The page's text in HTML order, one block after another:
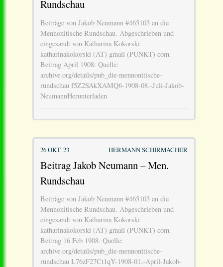
Rundschau
Beiträge von Jakob Neumann #465103 an die
Mennonitische Rundschau. Abgeschrieben und
eingesandt von Katharina Kokorski
katharinakokorski (AT) gmail (PUNKT) com.
Beitrag April 1908: Quelle:
archive.org/details/pub_die-mennonitische-
rundschau f5Z2SAkXAMQ6-1908-08.-Juli-Jakob-
NeumannHerunterladen
26 OKT. 23 HERMANN SCHIRMACHER
Beitrag Jakob Neumann – Men.
Rundschau
Beiträge von Jakob Neumann #465103 an die
Mennonitische Rundschau. Abgeschrieben und
eingesandt von Katharina Kokorski
katharinakokorski (AT) gmail (PUNKT) com.
Beitrag 16 Feb 1908: Quelle:
archive.org/details/pub_die-mennonitische-
rundschau L76zF27Ct1qY-1908-01.-April-Jakob-